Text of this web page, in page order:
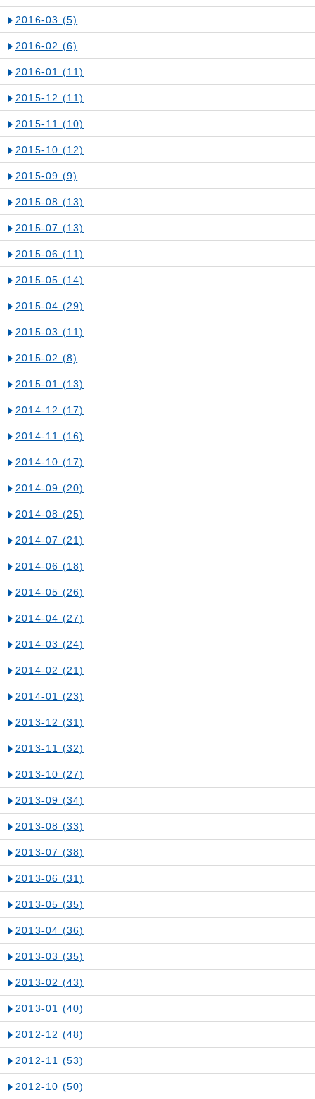
2016-03 (5)
2016-02 (6)
2016-01 (11)
2015-12 (11)
2015-11 (10)
2015-10 (12)
2015-09 (9)
2015-08 (13)
2015-07 (13)
2015-06 (11)
2015-05 (14)
2015-04 (29)
2015-03 (11)
2015-02 (8)
2015-01 (13)
2014-12 (17)
2014-11 (16)
2014-10 (17)
2014-09 (20)
2014-08 (25)
2014-07 (21)
2014-06 (18)
2014-05 (26)
2014-04 (27)
2014-03 (24)
2014-02 (21)
2014-01 (23)
2013-12 (31)
2013-11 (32)
2013-10 (27)
2013-09 (34)
2013-08 (33)
2013-07 (38)
2013-06 (31)
2013-05 (35)
2013-04 (36)
2013-03 (35)
2013-02 (43)
2013-01 (40)
2012-12 (48)
2012-11 (53)
2012-10 (50)